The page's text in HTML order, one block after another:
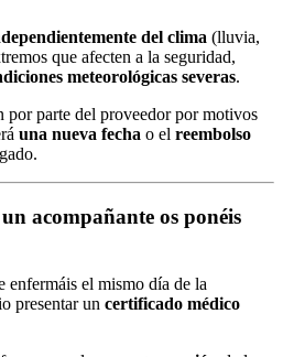
del clima (lluvia,
que afecten a la seguridad,
meteorológicas severas.
por parte del proveedor por motivos
una nueva fecha o el reembolso
acompañante os ponéis
enfermáis el mismo día de la
presentar un certificado médico